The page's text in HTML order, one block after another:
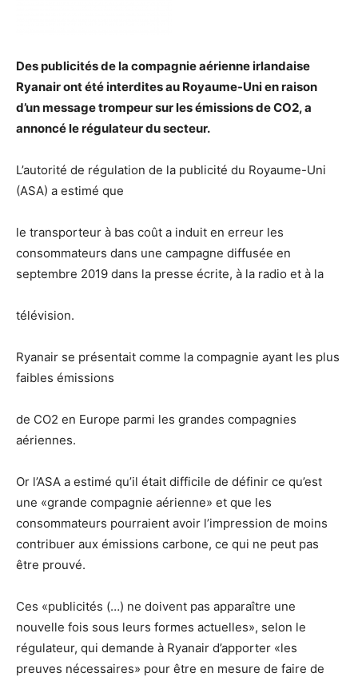
Des publicités de la compagnie aérienne irlandaise
Ryanair ont été interdites au Royaume-Uni en raison
d’un message trompeur sur les émissions de CO2, a
annoncé le régulateur du secteur.
L’autorité de régulation de la publicité du Royaume-Uni
(ASA) a estimé que
le transporteur à bas coût a induit en erreur les
consommateurs dans une campagne diffusée en
septembre 2019 dans la presse écrite, à la radio et à la
télévision.
Ryanair se présentait comme la compagnie ayant les plus
faibles émissions
de CO2 en Europe parmi les grandes compagnies
aériennes.
Or l’ASA a estimé qu’il était difficile de définir ce qu’est
une «grande compagnie aérienne» et que les
consommateurs pourraient avoir l’impression de moins
contribuer aux émissions carbone, ce qui ne peut pas
être prouvé.
Ces «publicités (…) ne doivent pas apparaître une
nouvelle fois sous leurs formes actuelles», selon le
régulateur, qui demande à Ryanair d’apporter «les
preuves nécessaires» pour être en mesure de faire de